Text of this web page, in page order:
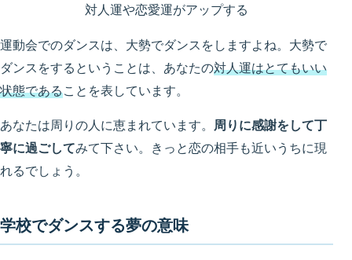
対人運や恋愛運がアップする
運動会でのダンスは、大勢でダンスをしますよね。大勢で
ダンスをするということは、あなたの対人運はとてもいい
状態であることを表しています。
あなたは周りの人に恵まれています。 周りに感謝をして丁
寧に過ごしてみて下さい。きっと恋の相手も近いうちに現
れるでしょう。
学校でダンスする夢の意味